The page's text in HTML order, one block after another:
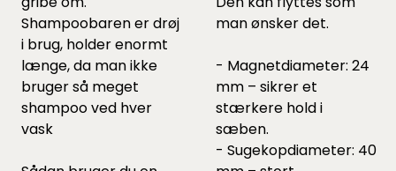
Shampoobaren er drøj
i brug, holder enormt
længe, da man ikke
bruger så meget
shampoo ved hver
vask
man ønsker det.
- Magnetdiameter: 24
mm – sikrer et
stærkere hold i
sæben.
- Sugekopdiameter: 40